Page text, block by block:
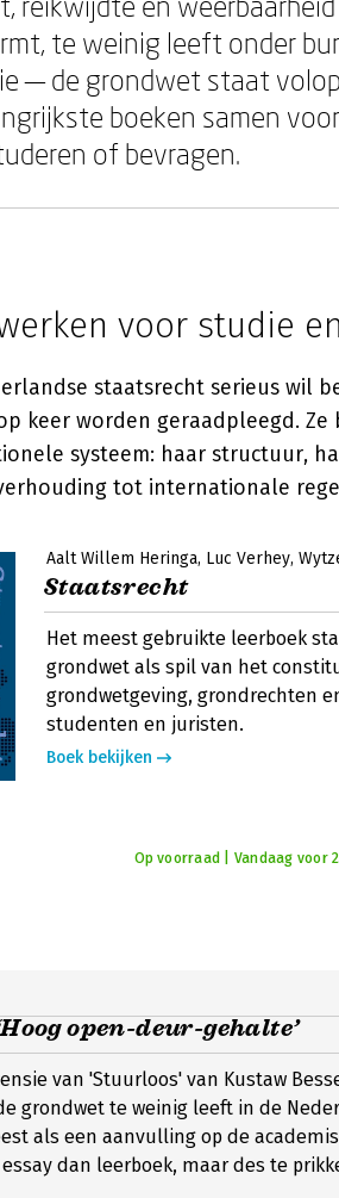
te weinig leeft onder
— de grondwet staat
boeken samen
of bevragen.
voor studie
staatsrecht serieus wil
keer worden geraadpleegd.
systeem: haar structuur,
tot internationale
Aalt Willem Heringa Luc Verhey
Staatsrecht
Het meest gebruikte leerboek
grondwet als spil van het
grondwetgeving, grondrechten
studenten en juristen.
Boek bekijken
Op voorraad | Vandaag voor
open-deur-gehalte’
van 'Stuurloos' van Kustaw
grondwet te weinig leeft in de
als een aanvulling op de
dan leerboek, maar des te